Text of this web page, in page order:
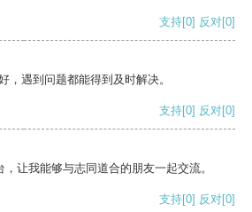
支持[0] 反对[0]
，遇到问题都能得到及时解决。
支持[0] 反对[0]
让我能够与志同道合的朋友一起交流。
支持[0] 反对[0]